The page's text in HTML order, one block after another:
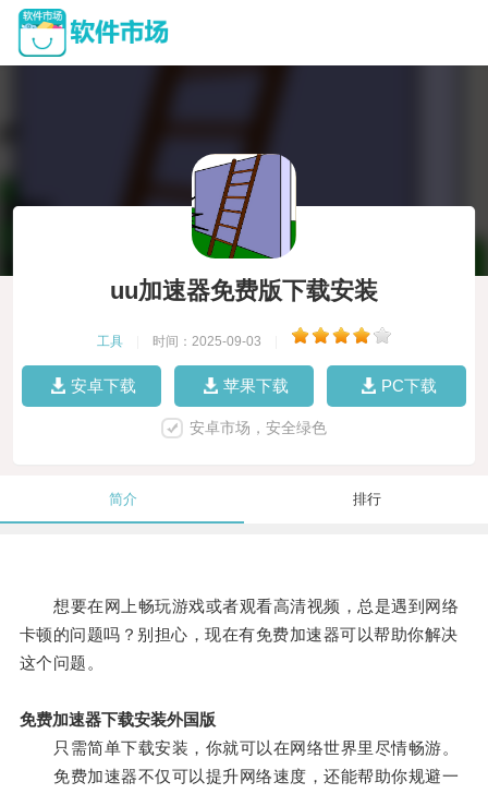
uu加速器免费版下载安装
工具 时间：2025-09-03
安卓下载 苹果下载 PC下载
安卓市场，安全绿色
简介 排行
想要在网上畅玩游戏或者观看高清视频，总是遇到网络
卡顿的问题吗？别担心，现在有免费加速器可以帮助你解决
这个问题。
免费加速器下载安装外国版
只需简单下载安装，你就可以在网络世界里尽情畅游。
免费加速器不仅可以提升网络速度，还能帮助你规避一